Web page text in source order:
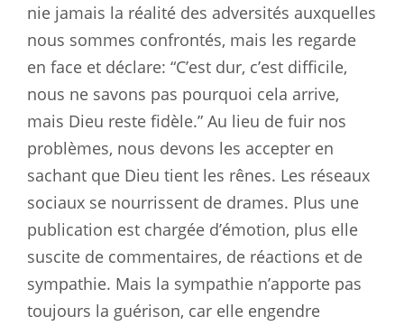
nie jamais la réalité des adversités auxquelles
nous sommes confrontés, mais les regarde
en face et déclare: “C’est dur, c’est difficile,
nous ne savons pas pourquoi cela arrive,
mais Dieu reste fidèle.” Au lieu de fuir nos
problèmes, nous devons les accepter en
sachant que Dieu tient les rênes. Les réseaux
sociaux se nourrissent de drames. Plus une
publication est chargée d’émotion, plus elle
suscite de commentaires, de réactions et de
sympathie. Mais la sympathie n’apporte pas
toujours la guérison, car elle engendre